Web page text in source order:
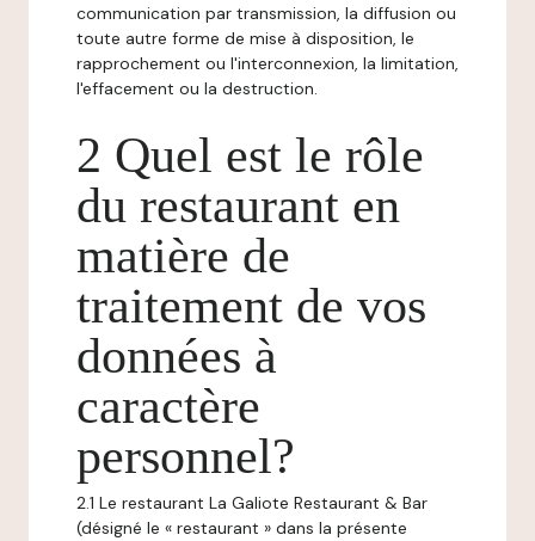
communication par transmission, la diffusion ou
toute autre forme de mise à disposition, le
rapprochement ou l'interconnexion, la limitation,
l'effacement ou la destruction.
2 Quel est le rôle
du restaurant en
matière de
traitement de vos
données à
caractère
personnel?
2.1 Le restaurant La Galiote Restaurant & Bar
(désigné le « restaurant » dans la présente